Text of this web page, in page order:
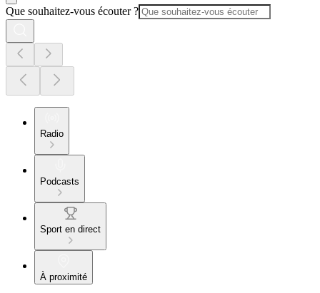
Que souhaitez-vous écouter ?
Radio
Podcasts
Sport en direct
À proximité